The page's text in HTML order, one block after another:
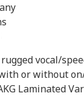
vocal/
or without
Laminated